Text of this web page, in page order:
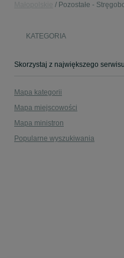
Pozostałe -
KATEGORIA
Mapa kategorii
Mapa miejscowości
Mapa ministron
Popularne wyszukiwania